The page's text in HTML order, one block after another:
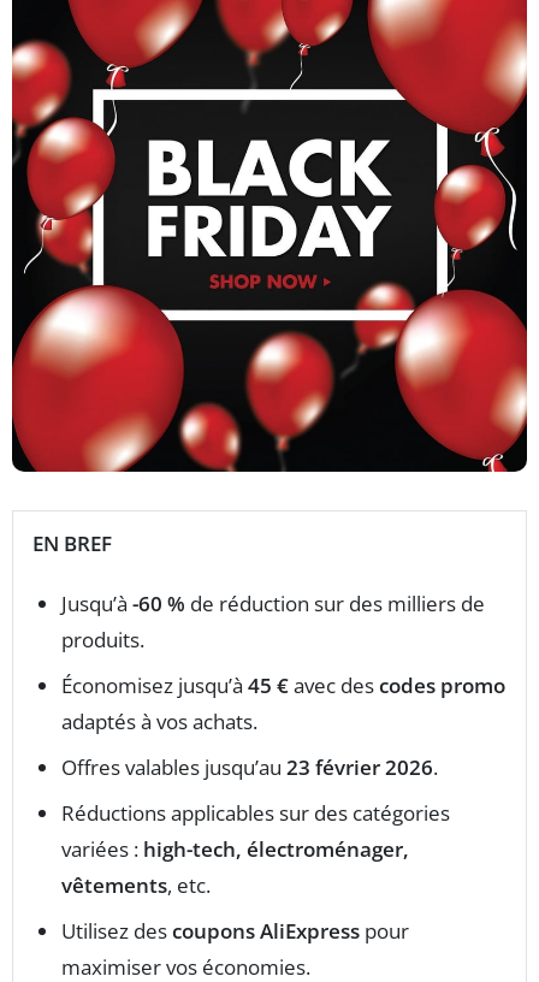
EN BREF
Jusqu’à -60 % de réduction sur des milliers de
produits.
Économisez jusqu’à 45 €avec descodes promo
adaptés à vos achats.
Offres valables jusqu’au 23 février 2026.
Réductions applicables sur des catégories
variées : high-tech, électroménager,
vêtements, etc.
Utilisez descoupons AliExpress pour
maximiser vos économies.